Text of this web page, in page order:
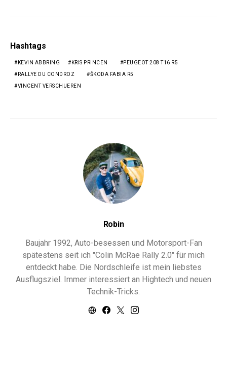
Hashtags
KEVIN ABBRING KRIS PRINCEN PEUGEOT 208 T16 R5
RALLYE DU CONDROZ ŠKODA FABIA R5
VINCENT VERSCHUEREN
Robin
Baujahr 1992, Auto-besessen und Motorsport-Fan
spätestens seit ich "Colin McRae Rally 2.0" für mich
entdeckt habe. Die Nordschleife ist mein liebstes
Ausflugsziel. Immer interessiert an Hightech und neuen
Technik-Tricks.